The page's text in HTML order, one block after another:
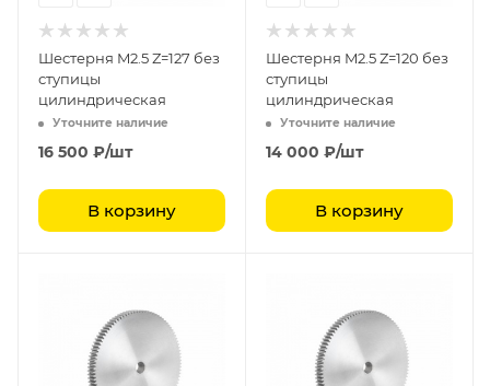
Шестерня M2.5 Z=127 без
ступицы
цилиндрическая
Уточните наличие
16 500 ₽/шт
В корзину
Шестерня M2.5 Z=120 без
ступицы
цилиндрическая
Уточните наличие
14 000 ₽/шт
В корзину